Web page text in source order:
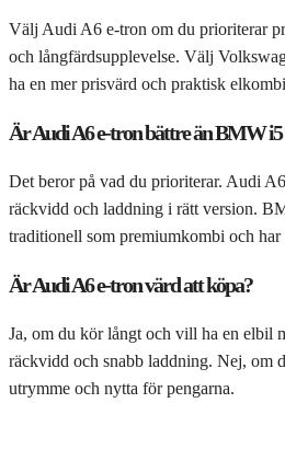
Välj Audi A6 e-tron om du prioriterar
och långfärdsupplevelse. Välj
ha en mer prisvärd och praktisk
Är Audi A6 e-tron bättre än BMW
Det beror på vad du prioriterar. Audi
räckvidd och laddning i rätt version.
traditionell som premiumkombi och har
Är Audi A6 e-tron värd att köpa?
Ja, om du kör långt och vill ha en elbil
räckvidd och snabb laddning. Nej, om
utrymme och nytta för pengarna.